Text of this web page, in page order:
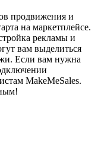
продвижения и
на маркетплейсе.
рекламы и
вам выделиться
Если вам нужна
MakeMeSales.